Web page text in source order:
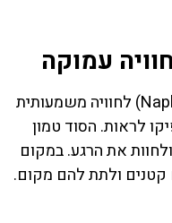
עמוקה
הדרך להפוך יום אחד בנאפולי (Naples) לחוויה משמעותית
לראות. הסוד טמון
את הרגע. במקום
קטנים ולתת להם מקום.